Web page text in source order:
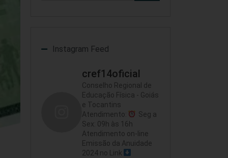
Instagram Feed
cref14oficial
Conselho Regional de
Educação Física - Goiás
e Tocantins
Atendimento:
Seg a
Sex: 09h às 16h
Atendimento on-line
Emissão da Anuidade
2024 no Link